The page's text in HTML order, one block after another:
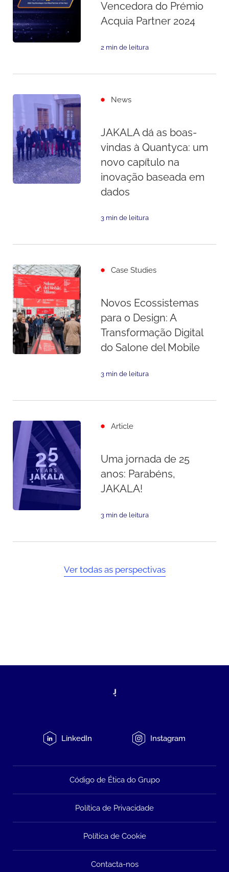
Vencedora do Prémio
Acquia Partner 2024
2 min de leitura
News
JAKALA dá as boas-
vindas à Quantyca: um
novo capítulo na
inovação baseada em
dados
3 min de leitura
Case Studies
Novos Ecossistemas
para o Design: A
Transformação Digital
do Salone del Mobile
3 min de leitura
Article
Uma jornada de 25
anos: Parabéns,
JAKALA!
3 min de leitura
Ver todas as perspectivas
LinkedIn Instagram
Código de Ética do Grupo
Política de Privacidade
Política de Cookie
Contacta-nos